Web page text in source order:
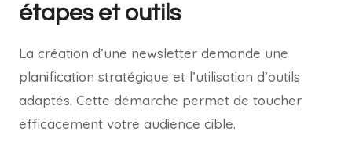
étapes et outils
La création d’une newsletter demande une
planification stratégique et l’utilisation d’outils
adaptés. Cette démarche permet de toucher
efficacement votre audience cible.